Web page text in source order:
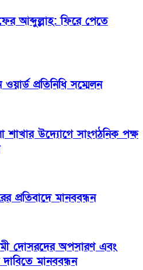
আব্দুল্লাহ: ফিরে পেতে
প্রতিনিধি সম্মেলন
শাখার উদ্যোগে সাংগঠনিক পক্ষ
প্রতিবাদে মানববন্ধন
দোসরদের অপসারণ এবং
দাবিতে মানববন্ধন